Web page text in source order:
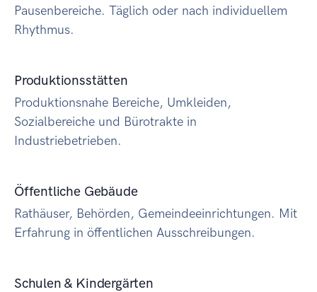
Pausenbereiche. Täglich oder nach individuellem
Rhythmus.
Produktionsstätten
Produktionsnahe Bereiche, Umkleiden,
Sozialbereiche und Bürotrakte in
Industriebetrieben.
Öffentliche Gebäude
Rathäuser, Behörden, Gemeindeeinrichtungen. Mit
Erfahrung in öffentlichen Ausschreibungen.
Schulen & Kindergärten